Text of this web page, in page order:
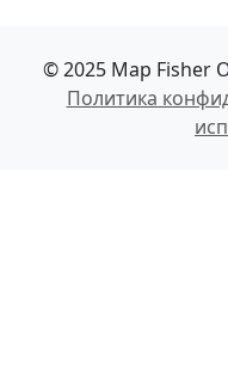
© 2025 Map Fisher
Политика